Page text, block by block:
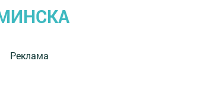
Реклама